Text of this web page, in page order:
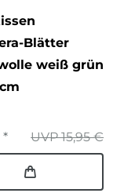
Blätter
weiß grün
UVP 15,95 €
*